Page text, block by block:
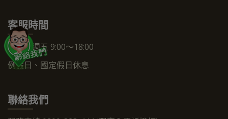
客服時間
週一～週五 9:00～18:00
例假日、國定假日休息
聯絡我們